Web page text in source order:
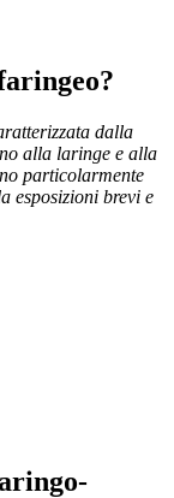
dalla
alla laringe e alla
particolarmente
esposizioni brevi e